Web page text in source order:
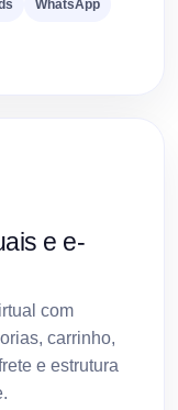
WhatsApp
e e-
com
carrinho,
e estrutura